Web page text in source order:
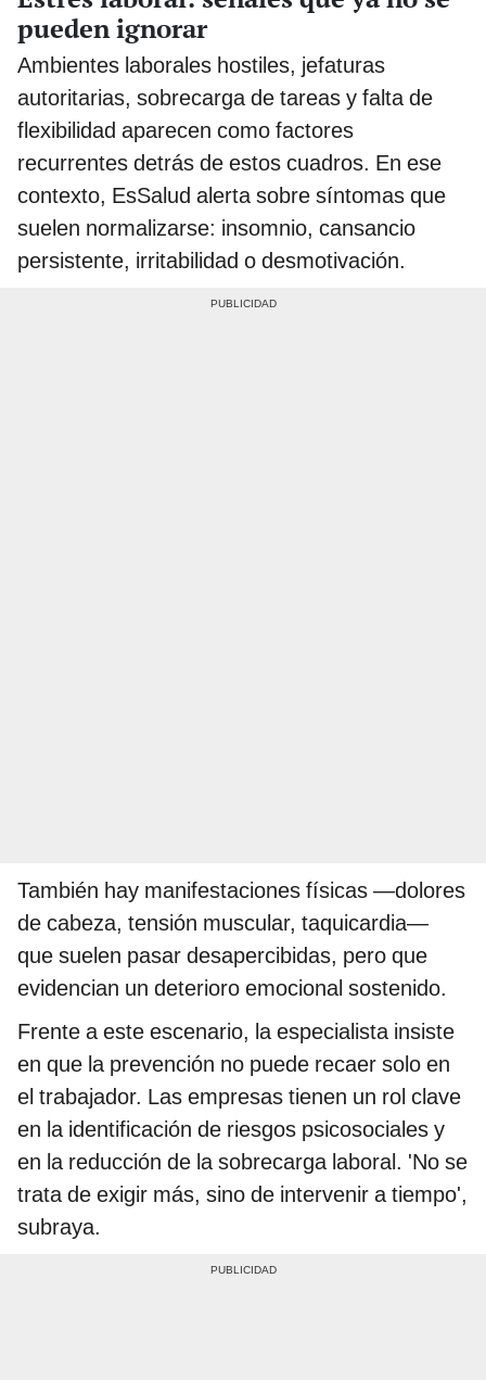
pueden ignorar
Ambientes laborales hostiles, jefaturas
autoritarias, sobrecarga de tareas y falta de
flexibilidad aparecen como factores
recurrentes detrás de estos cuadros. En ese
contexto, EsSalud alerta sobre síntomas que
suelen normalizarse: insomnio, cansancio
persistente, irritabilidad o desmotivación.
También hay manifestaciones físicas —dolores
de cabeza, tensión muscular, taquicardia—
que suelen pasar desapercibidas, pero que
evidencian un deterioro emocional sostenido.
Frente a este escenario, la especialista insiste
en que la prevención no puede recaer solo en
el trabajador. Las empresas tienen un rol clave
en la identificación de riesgos psicosociales y
en la reducción de la sobrecarga laboral. 'No se
trata de exigir más, sino de intervenir a tiempo',
subraya.